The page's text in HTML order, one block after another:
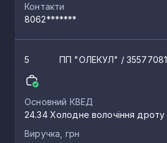
Контакти
8062*******
5 ПП "ОЛЕКУЛ" / 35577081
Основний КВЕД
24.34 Холодне волочіння дроту
Виручка, грн